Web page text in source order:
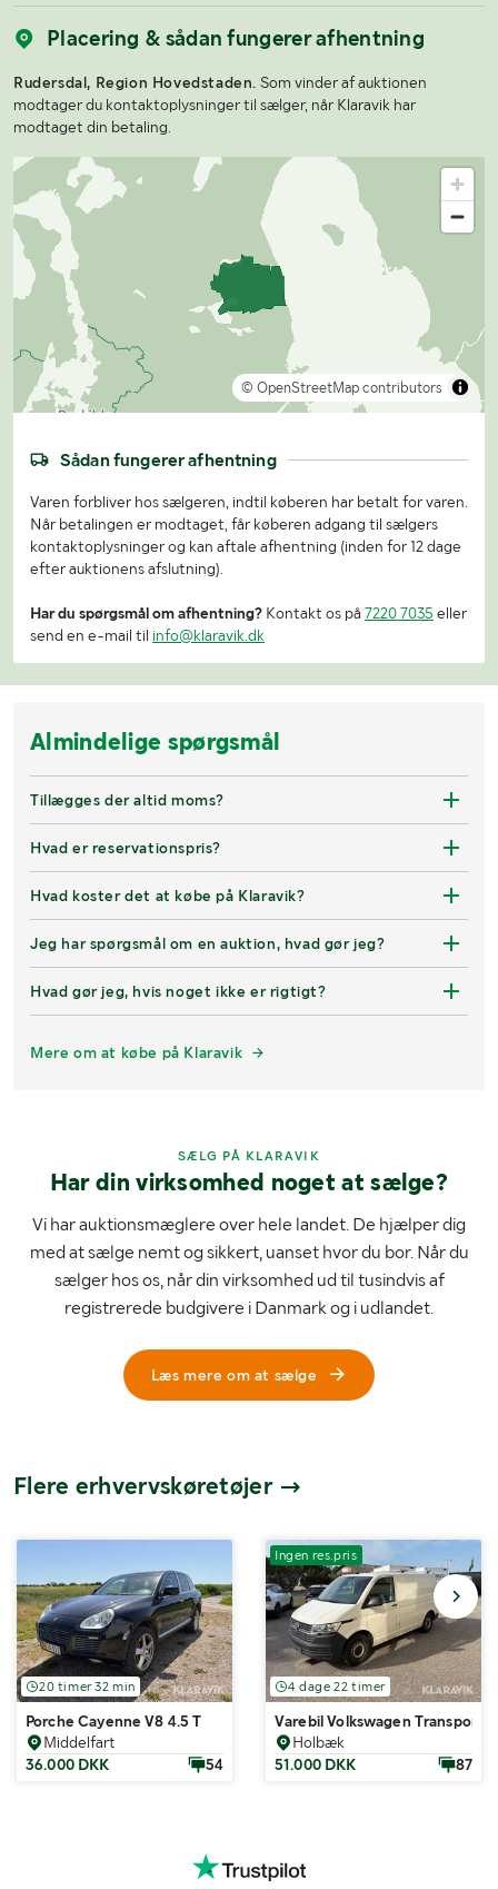
Placering & sådan fungerer afhentning
Rudersdal, Region Hovedstaden. Som vinder af auktionen
modtager du kontaktoplysninger til sælger, når Klaravik har
modtaget din betaling.
© OpenStreetMap contributors
Sådan fungerer afhentning
Varen forbliver hos sælgeren, indtil køberen har betalt for varen.
Når betalingen er modtaget, får køberen adgang til sælgers
kontaktoplysninger og kan aftale afhentning (inden for 12 dage
efter auktionens afslutning).
Har du spørgsmål om afhentning? Kontakt os på 7220 7035 eller
send en e-mail til info@klaravik.dk
Almindelige spørgsmål
Tillægges der altid moms?
Hvad er reservationspris?
Hvad koster det at købe på Klaravik?
Jeg har spørgsmål om en auktion, hvad gør jeg?
Hvad gør jeg, hvis noget ikke er rigtigt?
Mere om at købe på Klaravik
SÆLG PÅ KLARAVIK
Har din virksomhed noget at sælge?
Vi har auktionsmæglere over hele landet. De hjælper dig
med at sælge nemt og sikkert, uanset hvor du bor. Når du
sælger hos os, når din virksomhed ud til tusindvis af
registrerede budgivere i Danmark og i udlandet.
Læs mere om at sælge
Flere erhvervskøretøjer
20 timer 32 min
Porche Cayenne V8 4.5 T
Middelfart
36.000 DKK
54
Ingen res.pris
4 dage 22 timer
Varebil Volkswagen
Holbæk
51.000 DKK
87